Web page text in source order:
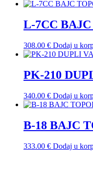
L-7CC
308.00 € Dodaj u
PK-210
340.00 € Dodaj u
B-18 BAJC
333.00 € Dodaj u